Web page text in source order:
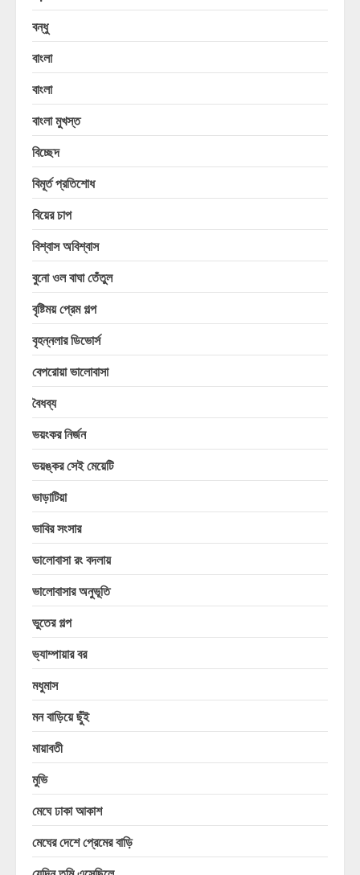
বন্ধু
বাংলা
বাংলা
বাংলা মুখস্ত
বিচ্ছেদ
বিমূর্ত প্রতিশোধ
বিয়ের চাপ
বিশ্বাস অবিশ্বাস
বুনো ওল বাঘা তেঁতুল
বৃষ্টিময় প্রেম গল্প
বৃহন্নলার ডিভোর্স
বেপরোয়া ভালোবাসা
বৈধব্য
ভয়ংকর নির্জন
ভয়ঙ্কর সেই মেয়েটি
ভাড়াটিয়া
ভাবির সংসার
ভালোবাসা রং বদলায়
ভালোবাসার অনুভূতি
ভুতের গল্প
ভ্যাম্পায়ার বর
মধুমাস
মন বাড়িয়ে ছুঁই
মায়াবতী
মুভি
মেঘে ঢাকা আকাশ
মেঘের দেশে প্রেমের বাড়ি